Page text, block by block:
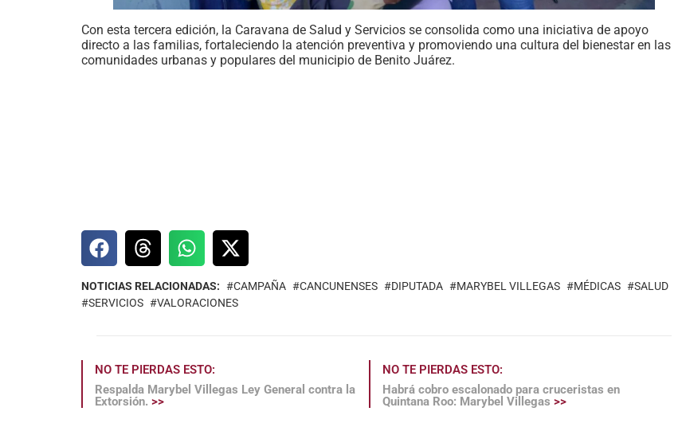
Con esta tercera edición, la Caravana de Salud y Servicios se consolida como una iniciativa de apoyo
directo a las familias, fortaleciendo la atención preventiva y promoviendo una cultura del bienestar en las
comunidades urbanas y populares del municipio de Benito Juárez.
NOTICIAS RELACIONADAS: CAMPAÑA CANCUNENSES DIPUTADA MARYBEL VILLEGAS MÉDICAS
SALUD
SERVICIOS
VALORACIONES
NO TE PIERDAS ESTO:
Respalda Marybel Villegas Ley General contra la
Extorsión. >>
NO TE PIERDAS ESTO:
Habrá cobro escalonado para cruceristas en
Quintana Roo: Marybel Villegas >>